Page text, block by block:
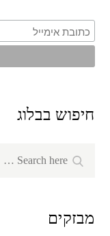
חיפוש בבלוג
Search
מבזקים